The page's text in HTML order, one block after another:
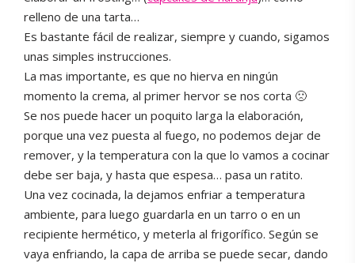
relleno de una tarta…
Es bastante fácil de realizar, siempre y cuando, sigamos
unas simples instrucciones.
La mas importante, es que no hierva en ningún
momento la crema, al primer hervor se nos corta 🙁
Se nos puede hacer un poquito larga la elaboración,
porque una vez puesta al fuego, no podemos dejar de
remover, y la temperatura con la que lo vamos a cocinar
debe ser baja, y hasta que espesa… pasa un ratito.
Una vez cocinada, la dejamos enfriar a temperatura
ambiente, para luego guardarla en un tarro o en un
recipiente hermético, y meterla al frigorífico. Según se
vaya enfriando, la capa de arriba se puede secar, dando